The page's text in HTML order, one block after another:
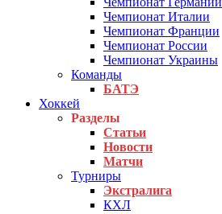
Чемпионат Италии
Чемпионат Франции
Чемпионат России
Чемпионат Украины
Команды
БАТЭ
Хоккей
Разделы
Статьи
Новости
Матчи
Турниры
Экстралига
КХЛ